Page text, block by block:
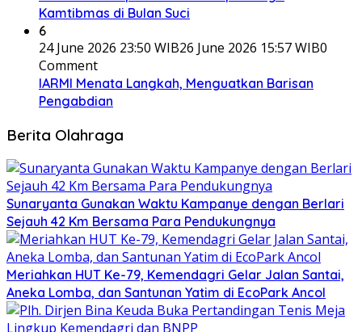
Kamtibmas di Bulan Suci
6
24 June 2026 23:50 WIB26 June 2026 15:57 WIB0
Comment
IARMI Menata Langkah, Menguatkan Barisan
Pengabdian
Berita Olahraga
Sunaryanta Gunakan Waktu Kampanye dengan Berlari
Sejauh 42 Km Bersama Para Pendukungnya
Meriahkan HUT Ke-79, Kemendagri Gelar Jalan Santai,
Aneka Lomba, dan Santunan Yatim di EcoPark Ancol